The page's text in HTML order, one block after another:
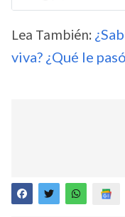
Lea También:
viva? ¿Qué le